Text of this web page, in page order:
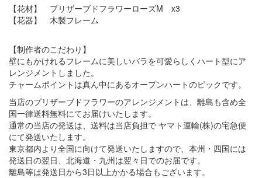
【花材】 プリザーブドフラワーローズM x3
【花器】 木製フレーム
【制作者のこだわり】
壁にもかけれるフレームに美しいバラを可愛らしくハート型にア
レンジメントしました。
チャームポイントは真ん中にあるオープンハートのピックです。
当店のプリザーブドフラワーのアレンジメントは、離島も含め全
国一律送料無料にてお届けいたします。
通常の当店の発送は、送料は当店負担で ヤマト運輸(株)の宅急便
にて発送いたします。
東京都内より全国に向けて発送いたしますので、本州・四国には
発送日の翌日、北海道・九州は翌々日でのお届です。
離島等は発送日から3日以上かかる場合もございます。